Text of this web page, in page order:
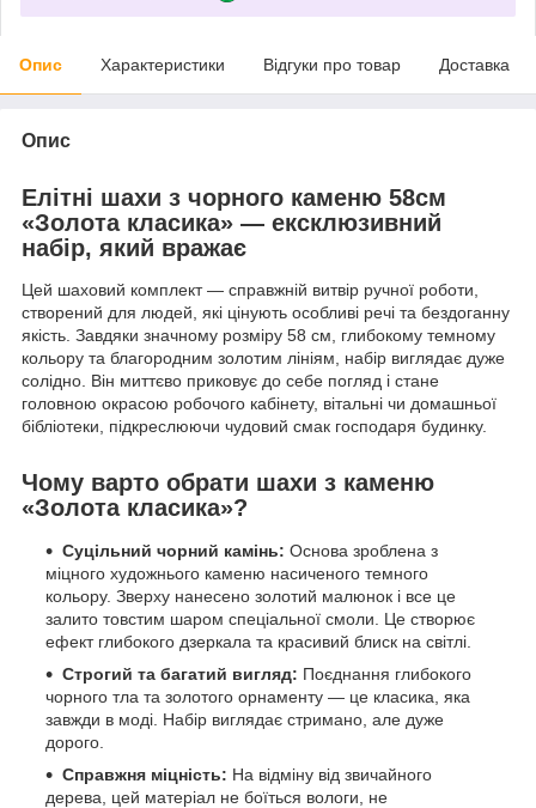
Опис Характеристики Відгуки про товар Доставка
Опис
Елітні шахи з чорного каменю 58см
«Золота класика» — ексклюзивний
набір, який вражає
Цей шаховий комплект — справжній витвір ручної роботи,
створений для людей, які цінують особливі речі та бездоганну
якість. Завдяки значному розміру 58 см, глибокому темному
кольору та благородним золотим лініям, набір виглядає дуже
солідно. Він миттєво приковує до себе погляд і стане
головною окрасою робочого кабінету, вітальні чи домашньої
бібліотеки, підкреслюючи чудовий смак господаря будинку.
Чому варто обрати шахи з каменю
«Золота класика»?
Суцільний чорний камінь: Основа зроблена з
міцного художнього каменю насиченого темного
кольору. Зверху нанесено золотий малюнок і все це
залито товстим шаром спеціальної смоли. Це створює
ефект глибокого дзеркала та красивий блиск на світлі.
Строгий та багатий вигляд: Поєднання глибокого
чорного тла та золотого орнаменту — це класика, яка
завжди в моді. Набір виглядає стримано, але дуже
дорого.
Справжня міцність: На відміну від звичайного
дерева, цей матеріал не боїться вологи, не